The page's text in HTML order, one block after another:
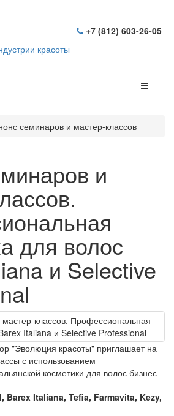
+7 (812) 603-26-05
семинаров и мастер-классов
и
для волос
и Selective
"Эволюция красоты" приглашает на
с использованием
косметики для волос бизнес-
Barex Italiana, Tefia, Farmavita, Kezy,